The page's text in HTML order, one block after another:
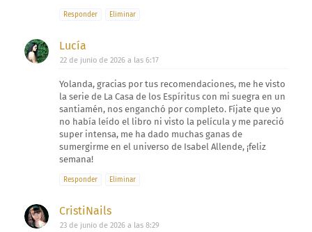
Responder Eliminar
Lucía
22 de junio de 2026 a las 6:17
Yolanda, gracias por tus recomendaciones, me he visto
la serie de La Casa de los Espíritus con mi suegra en un
santiamén, nos enganchó por completo. Fíjate que yo
no había leído el libro ni visto la película y me pareció
super intensa, me ha dado muchas ganas de
sumergirme en el universo de Isabel Allende, ¡feliz
semana!
Responder Eliminar
CristiNails
23 de junio de 2026 a las 8:29